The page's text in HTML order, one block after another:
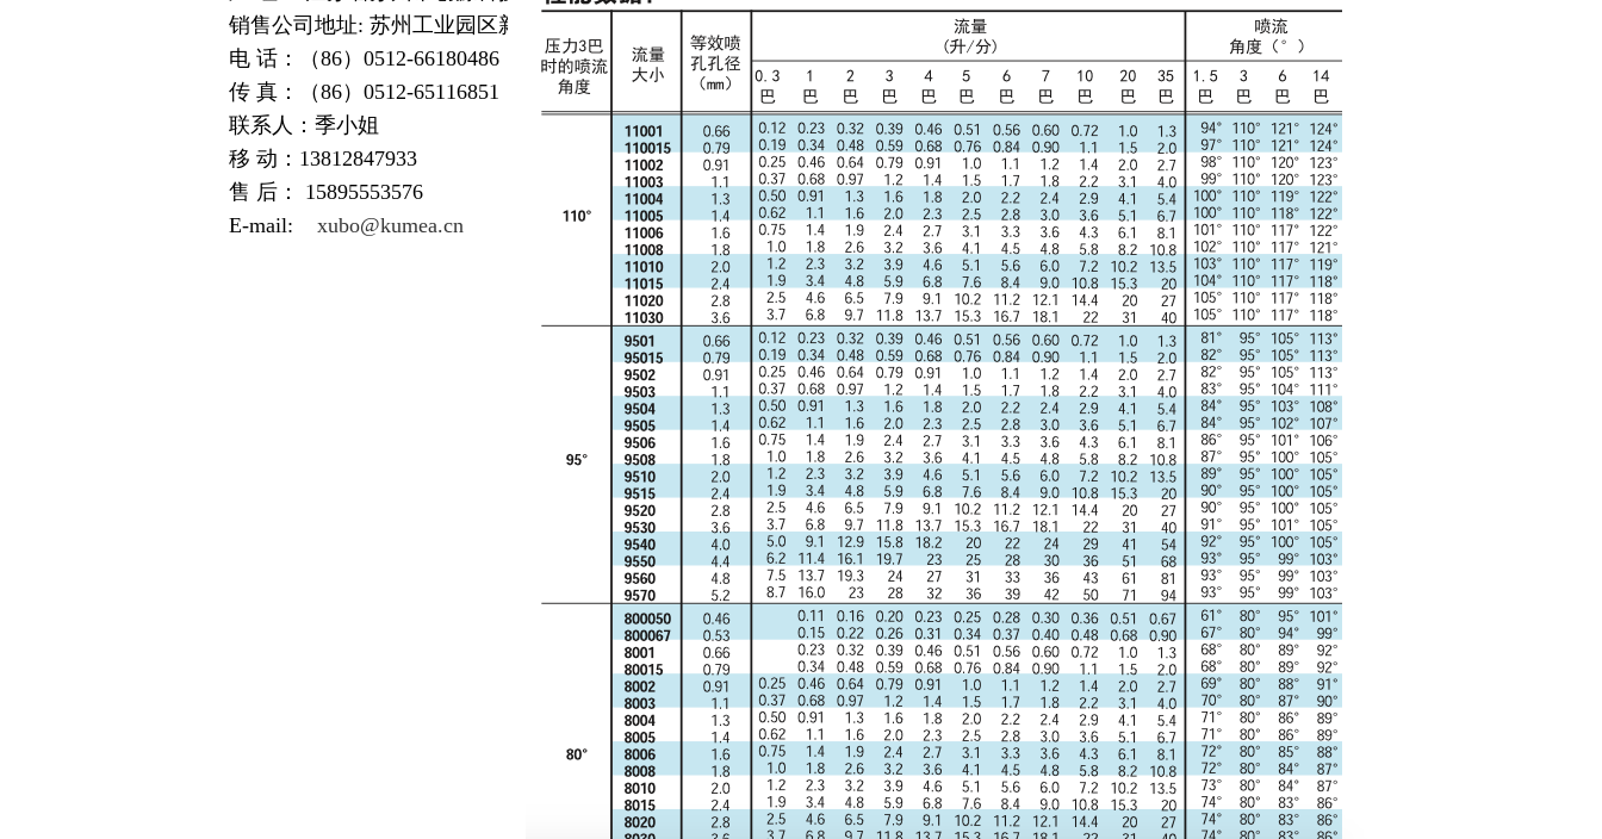
销售公司地址: 苏州工业园区新天翔广场
电 话：（86）0512-66180486
传 真：（86）0512-65116851
联系人：季小姐
移 动：13812847933
售 后： 15895553576
E-mail: xubo@kumea.cn